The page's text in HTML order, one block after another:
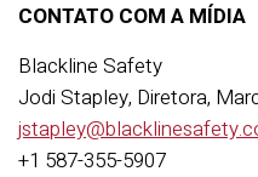
CONTATO COM A MÍDIA
Blackline Safety
Jodi Stapley, Diretora,
+1 587-355-5907